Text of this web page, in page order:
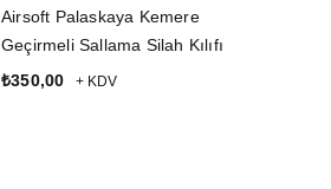
Airsoft Palaskaya Kemere
Geçirmeli Sallama Silah Kılıfı
₺350,00 + KDV